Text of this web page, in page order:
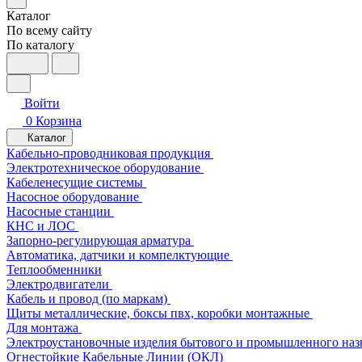
Каталог
По всему сайту
По каталогу
Войти
0 Корзина
Каталог
Кабельно-проводниковая продукция
Электротехническое оборудование
Кабеленесущие системы
Насосное оборудование
Насосные станции
КНС и ЛОС
Запорно-регулирующая арматура
Автоматика, датчики и компелктующие
Теплообменники
Электродвигатели
Кабель и провод (по маркам)
Щиты металлические, боксы пвх, коробки монтажные
Для монтажа
Электроустановочные изделия бытового и промышленного
Огнестойкие Кабельные Линии (ОКЛ)